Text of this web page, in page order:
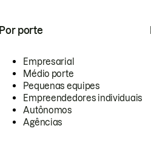
Por porte
Empresarial
Médio porte
Pequenas equipes
Empreendedores individuais
Autônomos
Agências